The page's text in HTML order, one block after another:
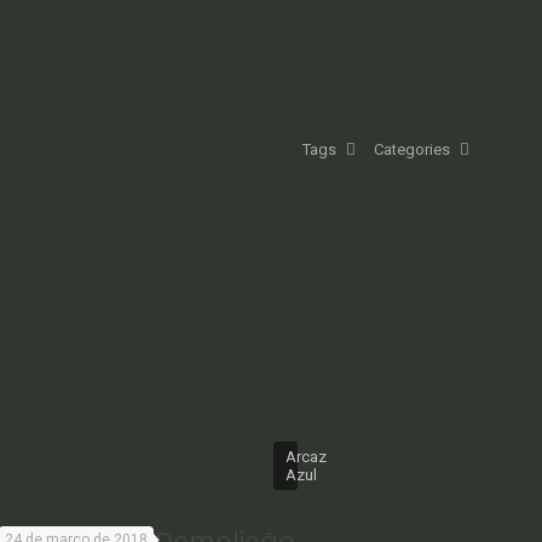
Categories
Tags
Arcaz
Azul